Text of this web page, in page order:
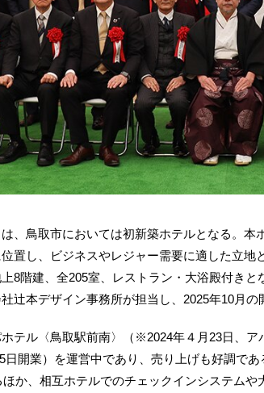
、鳥取市においては初新築ホテルとなる。本
置し、ビジネスやレジャー需要に適した立地
8階建、全205室、レストラン・大浴殿付き
辻本デザイン事務所が担当し、2025年10月の
テル〈鳥取駅前南〉（※2024年４月23日、ア
日開業）を運営中であり、売り上げも好調で
か、相互ホテルでのチェックインシステム